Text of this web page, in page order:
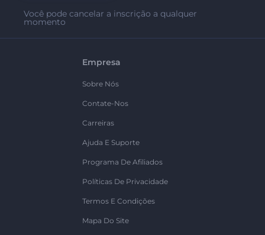
Você pode cancelar a inscrição a qualquer
momento
Empresa
Sobre Nós
Contate-Nos
Carreiras
Ajuda E Suporte
Programa De Afiliados
Políticas De Privacidade
Termos E Condições
Mapa Do Site